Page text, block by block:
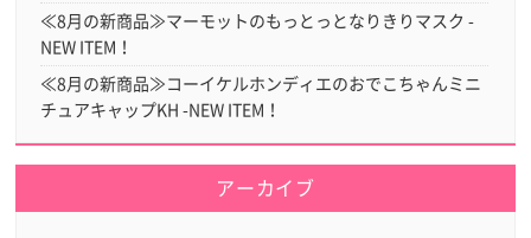
≪8月の新商品≫マーモットのもっとっとなりきりマスク -
NEW ITEM！
≪8月の新商品≫コーイケルホンディエのおでこちゃんミニ
チュアキャップKH -NEW ITEM！
アーカイブ